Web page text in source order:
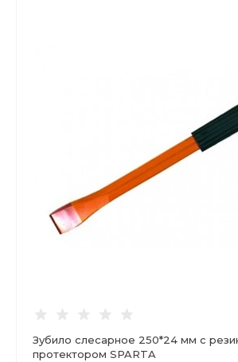
Зубило слесарное 250*24 мм с
протектором SPARTA